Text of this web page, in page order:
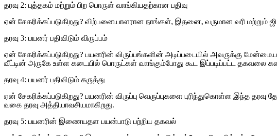
தரவு 2: புத்தகம் மற்றும் பிற பொருள் வாங்கியதற்கான பதிவு
ஏன் சேகரிக்கப்படுகிறது? விற்பனையாளரான நாங்கள், இதனை, வருமான வரி மற்றும்
தரவு 3: பயனர் பதிவிடும் விருப்பம்
ஏன் சேகரிக்கப்படுகிறது? பயனரின் விருப்பங்களின் அடிப்படையில் அவருக்கு
வீட்டின் அருகே உள்ள கடையில் பொருட்கள் வாங்கும்போது கூட இப்படிப்பட்ட தகவலை
தரவு 4: பயனர் பதிவிடும் கருத்து
ஏன் சேகரிக்கப்படுகிறது? பயனரின் விருப்பு வெருப்புகளை புரிந்துகொள்ள இந்த
வகை தரவு அத்தியாவசியமாகிறது.
தரவு 5: பயனரின் இணையதள பயன்பாடு பற்றிய தகவல்